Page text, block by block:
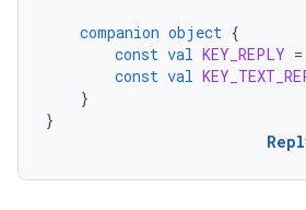
companion object {
const val KEY_REPLY =
const val
}
}